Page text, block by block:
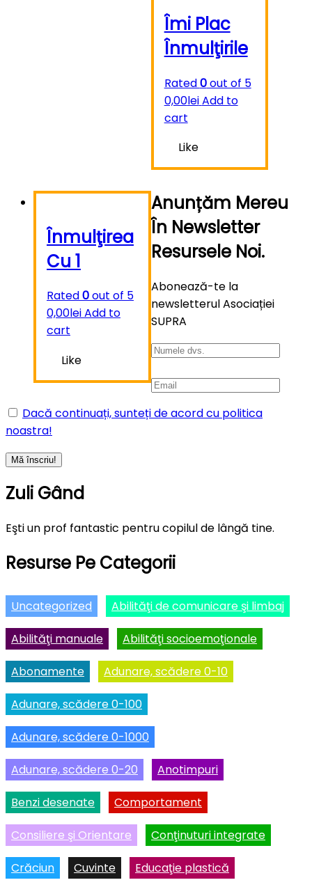
Îmi Plac
Înmulţirile
Rated0out of 5
0,00leiAdd to
cart
Like
Înmulţirea
Cu 1
Rated0out of 5
0,00leiAdd to
cart
Like
Anunțăm Mereu
În Newsletter
Resursele Noi.
Abonează-te la
newsletterul Asociației
SUPRA
Dacă continuați, sunteți de acord cu politica
noastra!
Zuli Gând
Eşti un prof fantastic pentru copilul de lângă tine.
Resurse Pe Categorii
Uncategorized Abilităţi de comunicare şi limbaj
Abilităţi manuale Abilităţi socioemoţionale
Abonamente Adunare, scădere 0-10
Adunare, scădere 0-100
Adunare, scădere 0-1000
Adunare, scădere 0-20 Anotimpuri
Benzi desenate Comportament
Consiliere şi Orientare Conţinuturi integrate
Crăciun Cuvinte Educaţie plastică